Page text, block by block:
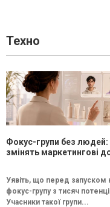
Техно
Фокус-групи без людей:
змінять маркетингові
Уявіть, що перед запуском
фокус-групу з тисяч
Учасники такої групи...